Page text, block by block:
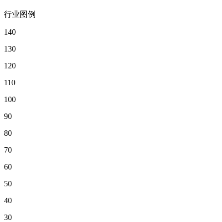
行业图例
140
130
120
110
100
90
80
70
60
50
40
30